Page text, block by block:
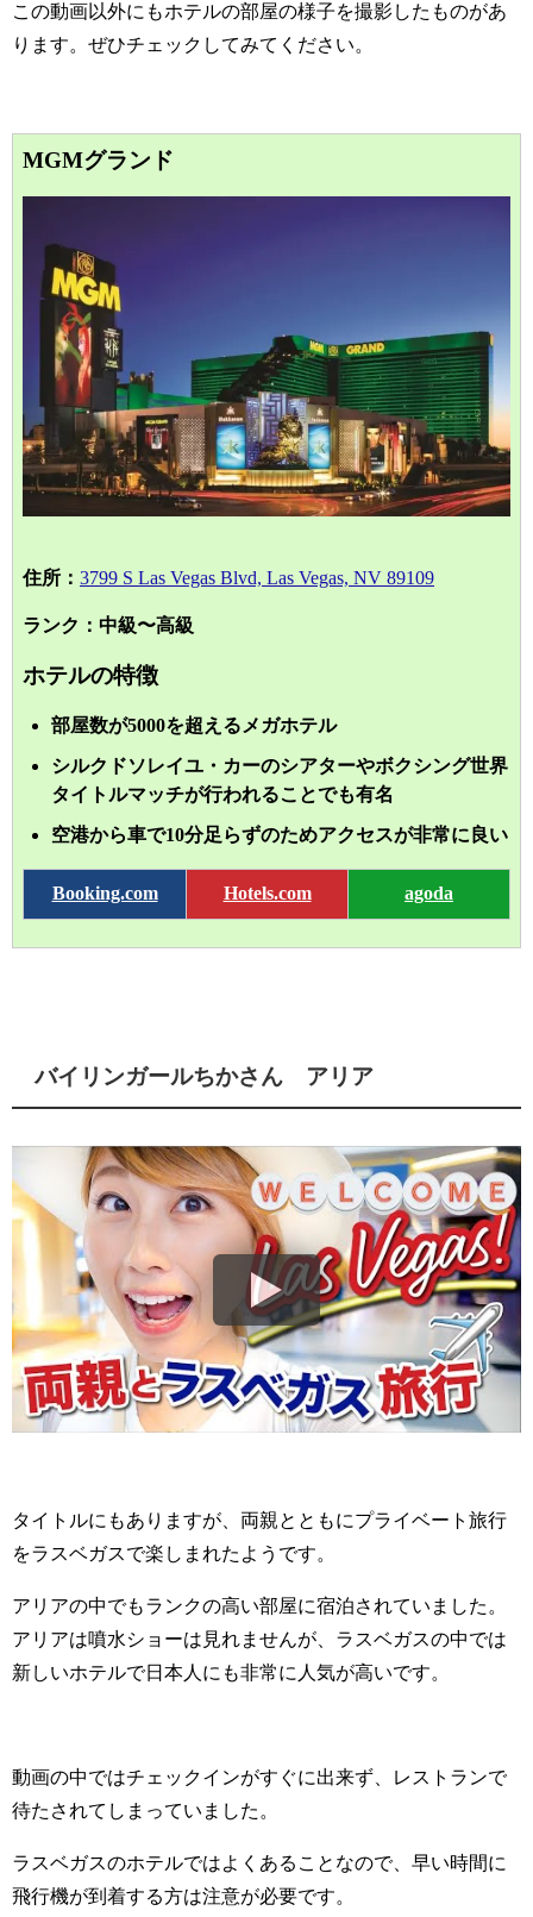
この動画以外にもホテルの部屋の様子を撮影したものがあ
ります。ぜひチェックしてみてください。
MGMグランド
住所： 3799 S Las Vegas Blvd, Las Vegas, NV 89109
ランク：中級〜高級
ホテルの特徴
部屋数が5000を超えるメガホテル
シルクドソレイユ・カーのシアターやボクシング世界
タイトルマッチが行われることでも有名
空港から車で10分足らずのためアクセスが非常に良い
Booking.com Hotels.com agoda
バイリンガールちかさん アリア
タイトルにもありますが、両親とともにプライベート旅行
をラスベガスで楽しまれたようです。
アリアの中でもランクの高い部屋に宿泊されていました。
アリアは噴水ショーは見れませんが、ラスベガスの中では
新しいホテルで日本人にも非常に人気が高いです。
動画の中ではチェックインがすぐに出来ず、レストランで
待たされてしまっていました。
ラスベガスのホテルではよくあることなので、早い時間に
飛行機が到着する方は注意が必要です。